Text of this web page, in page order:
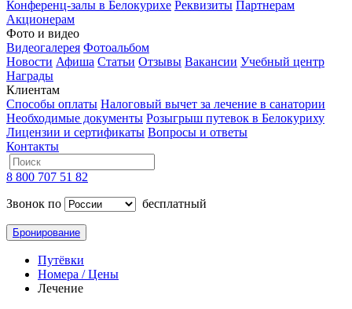
Конференц-залы в Белокурихе Реквизиты Партнерам
Акционерам
Фото и видео
Видеогалерея Фотоальбом
Новости Афиша Статьи Отзывы Вакансии Учебный центр
Награды
Клиентам
Способы оплаты Налоговый вычет за лечение в санатории
Необходимые документы Розыгрыш путевок в Белокуриху
Лицензии и сертификаты Вопросы и ответы
Контакты
8 800 707 51 82
Звонок по
бесплатный
Бронирование
Путёвки
Номера / Цены
Лечение